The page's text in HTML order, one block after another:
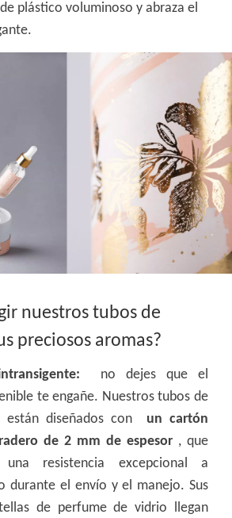
plástico voluminoso y abraza el
nuestros tubos de
preciosos aromas?
no dejes que el
te engañe. Nuestros tubos de
están diseñados con un cartón
de 2 mm de espesor , que
una resistencia excepcional a
durante el envío y el manejo. Sus
de perfume de vidrio llegan